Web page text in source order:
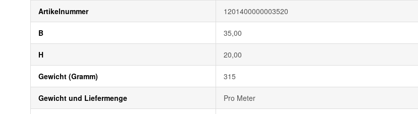
Artikelnummer 1201400000003520
B 35,00
H 20,00
Gewicht (Gramm) 315
Gewicht und Liefermenge Pro Meter